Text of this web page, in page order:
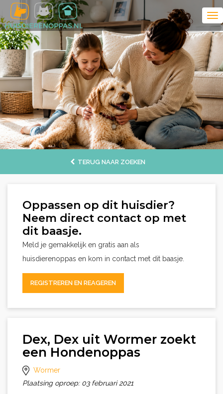
TERUG NAAR ZOEKEN
Oppassen op dit huisdier?
Neem direct contact op met
dit baasje.
Meld je gemakkelijk en gratis aan als
huisdierenoppas en kom in contact met dit baasje.
REGISTREREN EN REAGEREN
Dex, Dex uit Wormer zoekt
een Hondenoppas
Wormer
Plaatsing oproep: 03 februari 2021